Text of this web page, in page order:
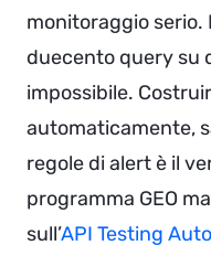
monitoraggio serio.
duecento query su
impossibile.
automaticamente,
regole di alert è il
programma GEO
sull’API Testing